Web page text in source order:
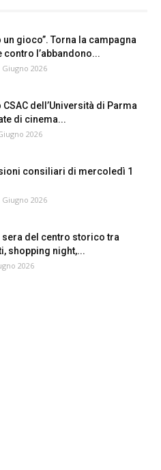
un gioco”. Torna la campagna
contro l’abbandono...
Giugno 2026
dell’Università di Parma
di cinema...
2026
consiliari di mercoledì 1
Giugno 2026
sera del centro storico tra
shopping night,...
2026